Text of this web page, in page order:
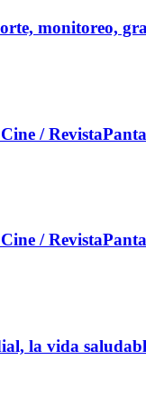
monitoreo,
/
/
la vida